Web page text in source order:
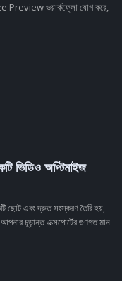
Preview ওয়ার্কফ্লো যোগ করে,
ভিডিও অপ্টিমাইজ
ছোট এবং দ্রুত সংস্করণ তৈরি হয়,
আপনার চূড়ান্ত এক্সপোর্টের গুণগত মান